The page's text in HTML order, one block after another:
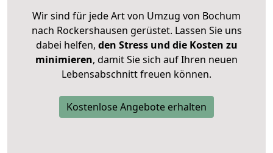
Wir sind für jede Art von Umzug von Bochum
nach Rockershausen gerüstet. Lassen Sie uns
dabei helfen, den Stress und die Kosten zu
minimieren, damit Sie sich auf Ihren neuen
Lebensabschnitt freuen können.
Kostenlose Angebote erhalten